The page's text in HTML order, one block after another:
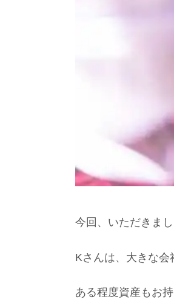
今回、いただきま
Kさんは、大きな会
ある程度資産もお